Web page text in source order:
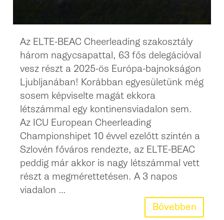
Az ELTE-BEAC Cheerleading szakosztály
három nagycsapattal, 63 fős delegációval
vesz részt a 2025-ös Európa-bajnokságon
Ljubljanában! Korábban egyesületünk még
sosem képviselte magát ekkora
létszámmal egy kontinensviadalon sem.
Az ICU European Cheerleading
Championshipet 10 évvel ezelőtt szintén a
Szlovén főváros rendezte, az ELTE-BEAC
peddig már akkor is nagy létszámmal vett
részt a megmérettetésen. A 3 napos
viadalon …
Bővebben